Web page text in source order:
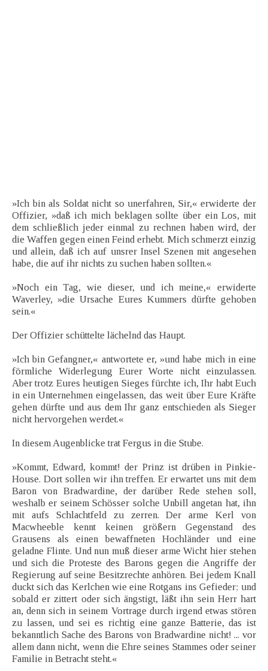
»Ich bin als Soldat nicht so unerfahren, Sir,« erwiderte der
Offizier, »daß ich mich beklagen sollte über ein Los, mit
dem schließlich jeder einmal zu rechnen haben wird, der
die Waffen gegen einen Feind erhebt. Mich schmerzt einzig
und allein, daß ich auf unsrer Insel Szenen mit angesehen
habe, die auf ihr nichts zu suchen haben sollten.«
»Noch ein Tag, wie dieser, und ich meine,« erwiderte
Waverley, »die Ursache Eures Kummers dürfte gehoben
sein.«
Der Offizier schüttelte lächelnd das Haupt.
»Ich bin Gefangner,« antwortete er, »und habe mich in eine
förmliche Widerlegung Eurer Worte nicht einzulassen.
Aber trotz Eures heutigen Sieges fürchte ich, Ihr habt Euch
in ein Unternehmen eingelassen, das weit über Eure Kräfte
gehen dürfte und aus dem Ihr ganz entschieden als Sieger
nicht hervorgehen werdet.«
In diesem Augenblicke trat Fergus in die Stube.
»Kommt, Edward, kommt! der Prinz ist drüben in Pinkie-
House. Dort sollen wir ihn treffen. Er erwartet uns mit dem
Baron von Bradwardine, der darüber Rede stehen soll,
weshalb er seinem Schösser solche Unbill angetan hat, ihn
mit aufs Schlachtfeld zu zerren. Der arme Kerl von
Macwheeble kennt keinen größern Gegenstand des
Grausens als einen bewaffneten Hochländer und eine
geladne Flinte. Und nun muß dieser arme Wicht hier stehen
und sich die Proteste des Barons gegen die Angriffe der
Regierung auf seine Besitzrechte anhören. Bei jedem Knall
duckt sich das Kerlchen wie eine Rotgans ins Gefieder; und
sobald er zittert oder sich ängstigt, läßt ihn sein Herr hart
an, denn sich in seinem Vortrage durch irgend etwas stören
zu lassen, und sei es richtig eine ganze Batterie, das ist
bekanntlich Sache des Barons von Bradwardine nicht! ... vor
allem dann nicht, wenn die Ehre seines Stammes oder seiner
Familie in Betracht steht.«